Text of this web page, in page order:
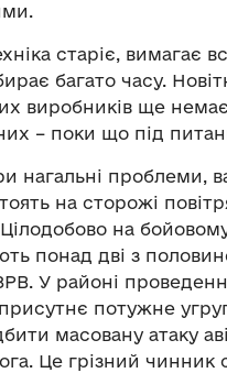
старіє, вимагає
багато часу.
виробників ще
– поки що під
нагальні проблеми,
на сторожі
на
понад дві з
У районі
потужне
масовану атаку
Це грізний чинник